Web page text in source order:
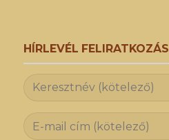
HÍRLEVÉL FELIRATKOZÁS